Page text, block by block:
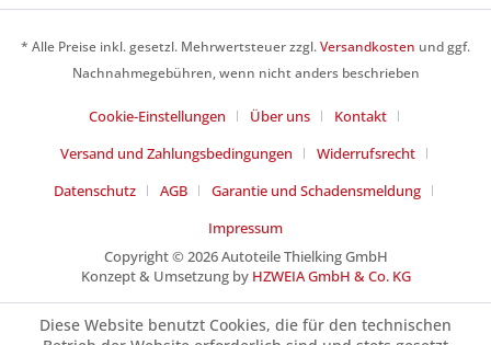
* Alle Preise inkl. gesetzl. Mehrwertsteuer zzgl.Versandkosten und ggf.
Nachnahmegebühren, wenn nicht anders beschrieben
Cookie-Einstellungen Über uns
Kontakt
Versand und Zahlungsbedingungen
Widerrufsrecht
Datenschutz
AGB
Garantie und Schadensmeldung
Impressum
Copyright © 2026 Autoteile Thielking GmbH
Konzept & Umsetzung by HZWEIA GmbH & Co. KG
Diese Website benutzt Cookies, die für den technischen